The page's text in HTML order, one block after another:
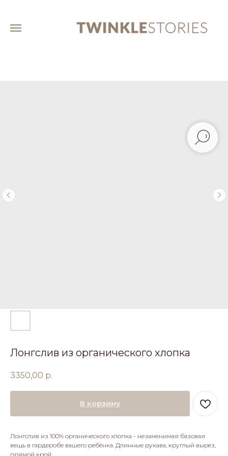
Лонгслив из органического хлопка
3350,00 р.
В корзину
Лонгслив из 100% органического хлопка - незаменимая базовая
вещь в гардеробе вашего ребёнка. Длинные рукава, круглый вырез,
прямой крой.